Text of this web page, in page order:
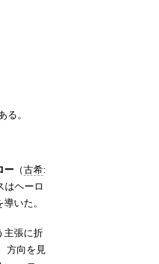
る。
ー（古希:
はヘーロ
いた。
主張に折
方向を見